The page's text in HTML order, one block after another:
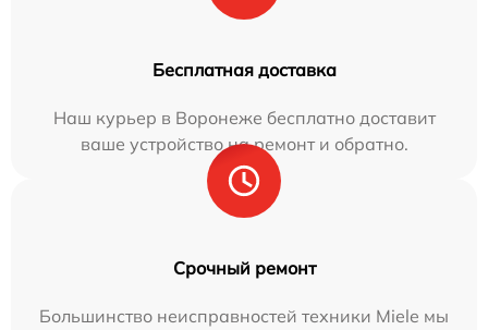
Бесплатная доставка
Наш курьер в Воронеже бесплатно доставит
ваше устройство на ремонт и обратно.
Срочный ремонт
Большинство неисправностей техники Miele мы